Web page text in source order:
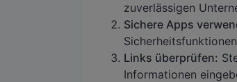
zuverlässigen
Sichere Apps
Links überprüfen:
Informationen